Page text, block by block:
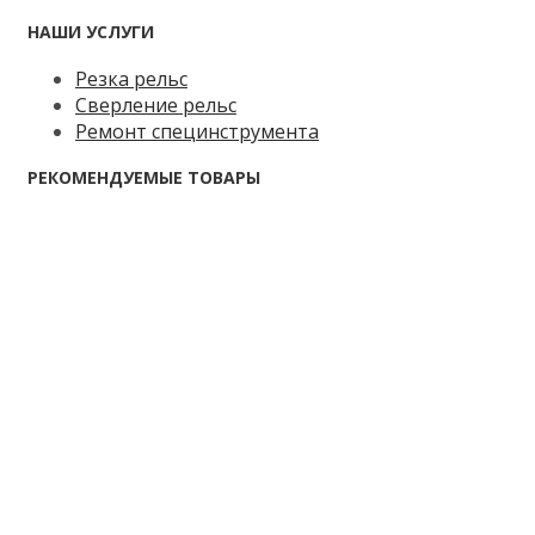
НАШИ УСЛУГИ
Резка рельс
Сверление рельс
Ремонт специнструмента
РЕКОМЕНДУЕМЫЕ ТОВАРЫ